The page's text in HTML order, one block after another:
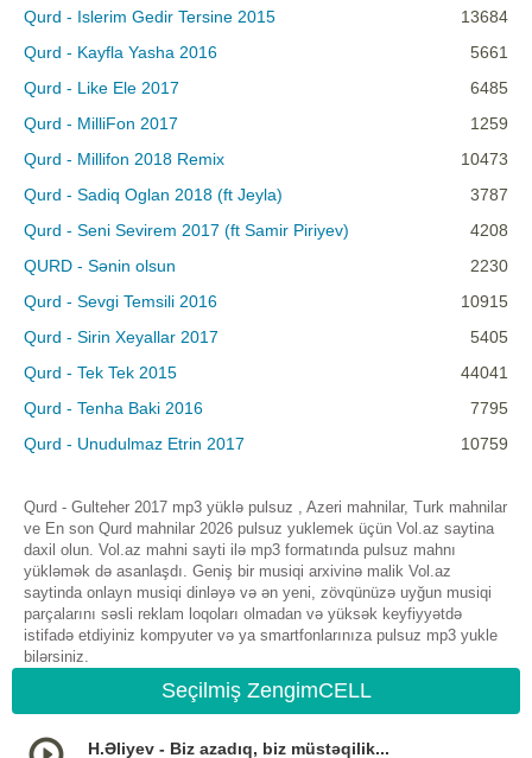
Qurd - Islerim Gedir Tersine 2015
13684
Qurd - Kayfla Yasha 2016
5661
Qurd - Like Ele 2017
6485
Qurd - MilliFon 2017
1259
Qurd - Millifon 2018 Remix
10473
Qurd - Sadiq Oglan 2018 (ft Jeyla)
3787
Qurd - Seni Sevirem 2017 (ft Samir Piriyev)
4208
QURD - Sənin olsun
2230
Qurd - Sevgi Temsili 2016
10915
Qurd - Sirin Xeyallar 2017
5405
Qurd - Tek Tek 2015
44041
Qurd - Tenha Baki 2016
7795
Qurd - Unudulmaz Etrin 2017
10759
Qurd - Gulteher 2017 mp3 yüklə pulsuz , Azeri mahnilar, Turk mahnilar
ve En son Qurd mahnilar 2026 pulsuz yuklemek üçün Vol.az saytina
daxil olun. Vol.az mahni sayti ilə mp3 formatında pulsuz mahnı
yükləmək də asanlaşdı. Geniş bir musiqi arxivinə malik Vol.az
saytinda onlayn musiqi dinləyə və ən yeni, zövqünüzə uyğun musiqi
parçalarını səsli reklam loqoları olmadan və yüksək keyfiyyətdə
istifadə etdiyiniz kompyuter və ya smartfonlarınıza pulsuz mp3 yukle
bilərsiniz.
Seçilmiş ZengimCELL
H.Əliyev - Biz azadıq, biz müstəqilik...